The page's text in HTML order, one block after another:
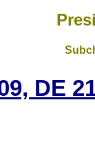
DE